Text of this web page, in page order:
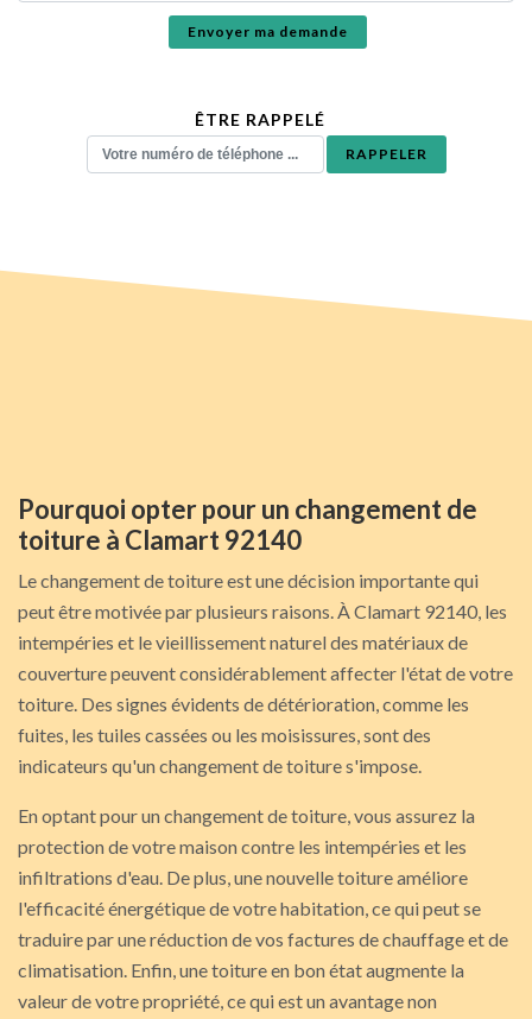
ÊTRE RAPPELÉ
Pourquoi opter pour un changement de
toiture à Clamart 92140
Le changement de toiture est une décision importante qui
peut être motivée par plusieurs raisons. À Clamart 92140, les
intempéries et le vieillissement naturel des matériaux de
couverture peuvent considérablement affecter l'état de votre
toiture. Des signes évidents de détérioration, comme les
fuites, les tuiles cassées ou les moisissures, sont des
indicateurs qu'un changement de toiture s'impose.
En optant pour un changement de toiture, vous assurez la
protection de votre maison contre les intempéries et les
infiltrations d'eau. De plus, une nouvelle toiture améliore
l'efficacité énergétique de votre habitation, ce qui peut se
traduire par une réduction de vos factures de chauffage et de
climatisation. Enfin, une toiture en bon état augmente la
valeur de votre propriété, ce qui est un avantage non